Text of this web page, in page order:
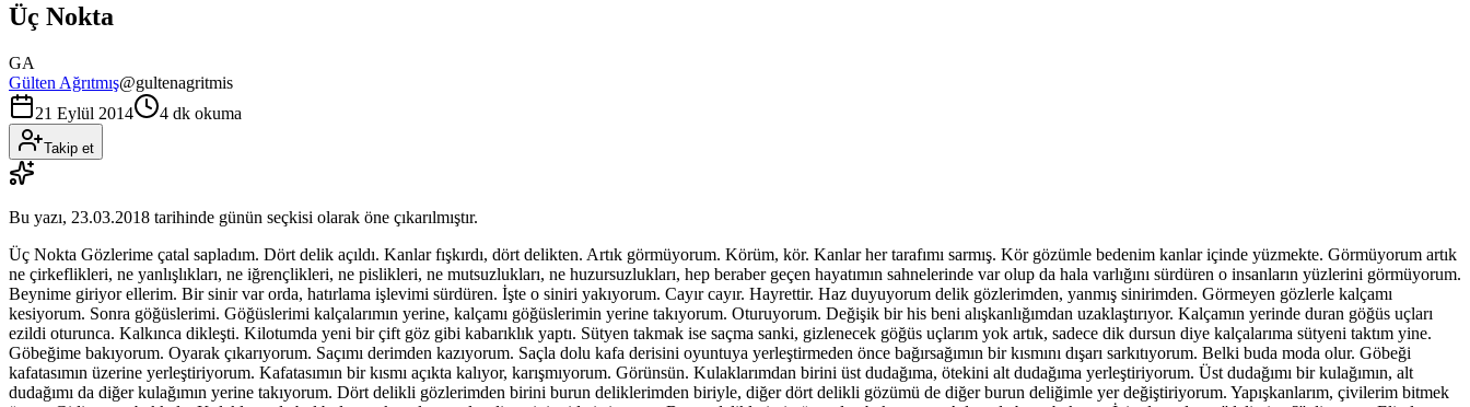
Üç Nokta
GA
Gülten Ağrıtmış@gultenagritmis
21 Eylül 2014
4 dk okuma
Takip et
Bu yazı, 23.03.2018 tarihinde günün seçkisi olarak öne çıkarılmıştır.
Üç Nokta Gözlerime çatal sapladım. Dört delik açıldı. Kanlar fışkırdı, dört delikten. Artık görmüyorum. Körüm, kör. Kanlar her tarafımı sarmış. Kör gözümle bedenim kanlar içinde yüzmekte. Görmüyorum artık
ne çirkeflikleri, ne yanlışlıkları, ne iğrençlikleri, ne pislikleri, ne mutsuzlukları, ne huzursuzlukları, hep beraber geçen hayatımın sahnelerinde var olup da hala varlığını sürdüren o insanların yüzlerini görmüyorum.
Beynime giriyor ellerim. Bir sinir var orda, hatırlama işlevimi sürdüren. İşte o siniri yakıyorum. Cayır cayır. Hayrettir. Haz duyuyorum delik gözlerimden, yanmış sinirimden. Görmeyen gözlerle kalçamı
kesiyorum. Sonra göğüslerimi. Göğüslerimi kalçalarımın yerine, kalçamı göğüslerimin yerine takıyorum. Oturuyorum. Değişik bir his beni alışkanlığımdan uzaklaştırıyor. Kalçamın yerinde duran göğüs uçları
ezildi oturunca. Kalkınca dikleşti. Kilotumda yeni bir çift göz gibi kabarıklık yaptı. Sütyen takmak ise saçma sanki, gizlenecek göğüs uçlarım yok artık, sadece dik dursun diye kalçalarıma sütyeni taktım yine.
Göbeğime bakıyorum. Oyarak çıkarıyorum. Saçımı derimden kazıyorum. Saçla dolu kafa derisini oyuntuya yerleştirmeden önce bağırsağımın bir kısmını dışarı sarkıtıyorum. Belki buda moda olur. Göbeği
kafatasımın üzerine yerleştiriyorum. Kafatasımın bir kısmı açıkta kalıyor, karışmıyorum. Görünsün. Kulaklarımdan birini üst dudağıma, ötekini alt dudağıma yerleştiriyorum. Üst dudağımı bir kulağımın, alt
dudağımı da diğer kulağımın yerine takıyorum. Dört delikli gözlerimden birini burun deliklerimden biriyle, diğer dört delikli gözümü de diğer burun deliğimle yer değiştiriyorum. Yapışkanlarım, çivilerim bitmek